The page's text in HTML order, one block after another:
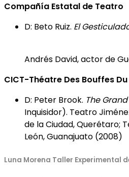
Compañía Estatal de Teatro
D: Beto Ruiz. El
Andrés David, actor de
CICT-Théatre Des Bouffes
D: Peter Brook. The
Inquisidor). Teatro
de la Ciudad, Querétaro;
León, Guanajuato (2008)
Luna Morena Taller Experimental